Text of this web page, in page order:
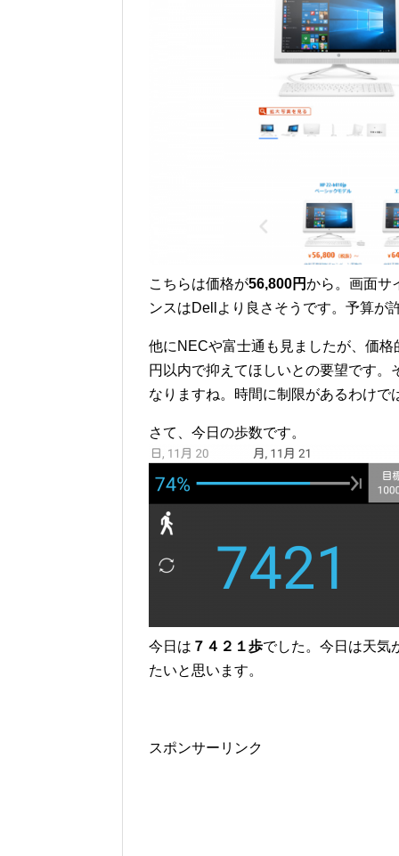
こちらは価格が56,800円から。画面サ
ンスはDellより良さそうです。予算が
他にNECや富士通も見ましたが、価
円以内で抑えてほしいとの要望です
なりますね。時間に制限があるわけ
さて、今日の歩数です。
今日は ７４２１歩でした。今日は天気
たいと思います。
スポンサーリンク